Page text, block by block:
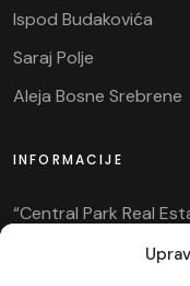
Ispod Budakovića
Saraj Polje
Aleja Bosne Srebrene
INFORMACIJE
“Central Park Real
+387 33 560 500